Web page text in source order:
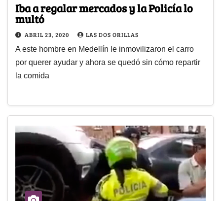
Iba a regalar mercados y la Policía lo
multó
ABRIL 23, 2020 LAS DOS ORILLAS
A este hombre en Medellín le inmovilizaron el carro
por querer ayudar y ahora se quedó sin cómo repartir
la comida